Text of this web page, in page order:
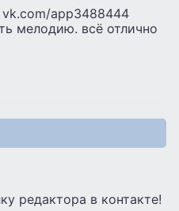
app3488444
мелодию. всё отлично
редактора в контакте!